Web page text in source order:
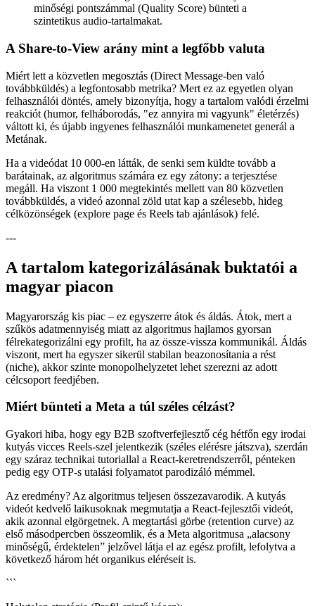
minőségi pontszámmal (Quality Score) bünteti a
szintetikus audio-tartalmakat.
A Share-to-View arány mint a legfőbb valuta
Miért lett a közvetlen megosztás (Direct Message-ben való
továbbküldés) a legfontosabb metrika? Mert ez az egyetlen olyan
felhasználói döntés, amely bizonyítja, hogy a tartalom valódi érzelmi
reakciót (humor, felháborodás, "ez annyira mi vagyunk" életérzés)
váltott ki, és újabb ingyenes felhasználói munkamenetet generál a
Metának.
Ha a videódat 10 000-en látták, de senki sem küldte tovább a
barátainak, az algoritmus számára ez egy zátony: a terjesztése
megáll. Ha viszont 1 000 megtekintés mellett van 80 közvetlen
továbbküldés, a videó azonnal zöld utat kap a szélesebb, hideg
célközönségek (explore page és Reels tab ajánlások) felé.
---
A tartalom kategorizálásának buktatói a
magyar piacon
Magyarország kis piac – ez egyszerre átok és áldás. Átok, mert a
szűkös adatmennyiség miatt az algoritmus hajlamos gyorsan
félrekategorizálni egy profilt, ha az össze-vissza kommunikál. Áldás
viszont, mert ha egyszer sikerül stabilan beazonosítania a rést
(niche), akkor szinte monopolhelyzetet lehet szerezni az adott
célcsoport feedjében.
Miért bünteti a Meta a túl széles célzást?
Gyakori hiba, hogy egy B2B szoftverfejlesztő cég hétfőn egy irodai
kutyás vicces Reels-szel jelentkezik (széles elérésre játszva), szerdán
egy száraz technikai tutoriallal a React-keretrendszerről, pénteken
pedig egy OTP-s utalási folyamatot parodizáló mémmel.
Az eredmény? Az algoritmus teljesen összezavarodik. A kutyás
videót kedvelő laikusoknak megmutatja a React-fejlesztői videót,
akik azonnal elgörgetnek. A megtartási görbe (retention curve) az
első másodpercben összeomlik, és a Meta algoritmusa „alacsony
minőségű, érdektelen” jelzővel látja el az egész profilt, lefolytva a
következő három hét organikus eléréseit is.
```